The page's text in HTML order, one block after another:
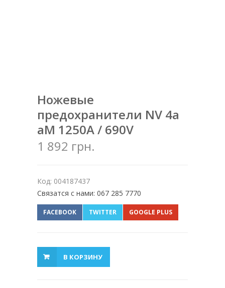
Ножевые
предохранители NV 4a
aM 1250A / 690V
1 892 грн.
Код: 004187437
Связатся с нами: 067 285 7770
FACEBOOK TWITTER GOOGLE PLUS
В КОРЗИНУ